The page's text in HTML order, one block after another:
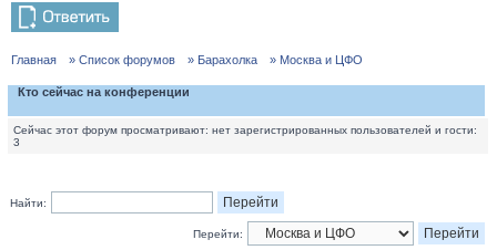
Главная » Список форумов » Барахолка » Москва и ЦФО
Кто сейчас на конференции
Сейчас этот форум просматривают: нет зарегистрированных пользователей и гости:
3
Найти:
Перейти: